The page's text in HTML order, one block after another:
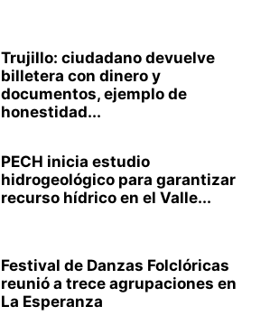
Trujillo: ciudadano devuelve
billetera con dinero y
documentos, ejemplo de
honestidad...
PECH inicia estudio
hidrogeológico para garantizar
recurso hídrico en el Valle...
Festival de Danzas Folclóricas
reunió a trece agrupaciones en
La Esperanza